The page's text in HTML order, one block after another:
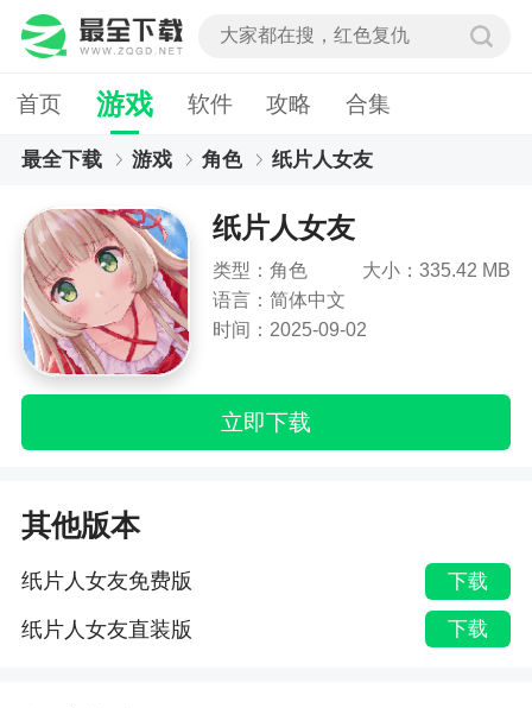
首页 游戏 软件 攻略 合集
最全下载 游戏 角色 纸片人女友
纸片人女友
类型：角色
大小：335.42 MB
语言：简体中文
时间：2025-09-02
立即下载
其他版本
纸片人女友免费版 下载
纸片人女友直装版 下载